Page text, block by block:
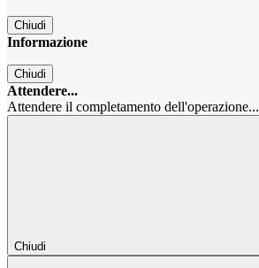
Chiudi
Informazione
Chiudi
Attendere...
Attendere il completamento dell'operazione...
Chiudi